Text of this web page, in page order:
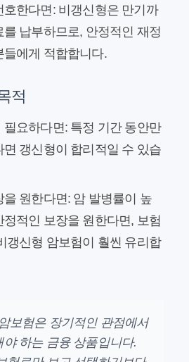
호한다면:비갱신형은 만기까
납부하므로, 안정적인 재정
들에게 적합합니다.
적
필요하다면: 특정 기간 동안만
면 갱신형이 합리적일 수 있습
을 원한다면: 암 발병률이 높
적인 보장을 원한다면, 보험
갱신형 암보험이 훨씬 유리합
보험은 장기적인 관점에서
하는 금융 상품입니다.